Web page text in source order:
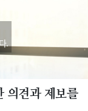
.
의견과 제보를